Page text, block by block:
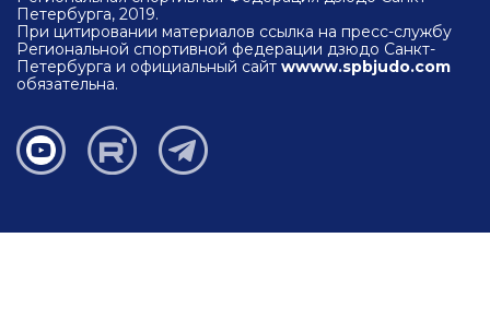
Петербурга, 2019.
При цитировании материалов ссылка на пресс-службу
Региональной спортивной федерации дзюдо Санкт-
Петербурга и официальный сайт wwww.spbjudo.com
обязательна.